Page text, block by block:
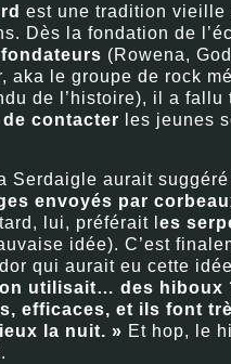
est une tradition vieille
Dès la fondation de
(Rowena,
aka le groupe de rock
de l’histoire), il a fallu
de contacter les jeunes
Serdaigle aurait
envoyés par
lui, préférait les
idée). C’est
qui aurait eu cette
utilisait… des hiboux
efficaces, et ils font
la nuit. » Et hop, le